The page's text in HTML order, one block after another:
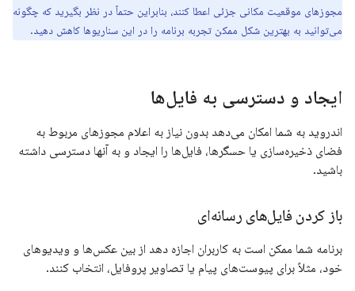
مجوزهای موقعیت مکانی جزئی اعطا کنند، بنابراین حتماً در نظر بگیرید که چگونه
می‌توانید به بهترین شکل ممکن تجربه برنامه را در این سناریوها کاهش دهید.
ایجاد و دسترسی به فایل‌ها
اندروید به شما امکان می‌دهد بدون نیاز به اعلام مجوزهای مربوط به
فضای ذخیره‌سازی یا حسگرها، فایل‌ها را ایجاد و به آنها دسترسی داشته
باشید.
باز کردن فایل‌های رسانه‌ای
برنامه شما ممکن است به کاربران اجازه دهد از بین عکس‌ها و ویدیوهای
خود، مثلاً برای پیوست‌های پیام یا تصاویر پروفایل، انتخاب کنند.